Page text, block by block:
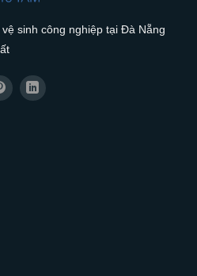
sinh công nghiệp tại Đà Nẵng